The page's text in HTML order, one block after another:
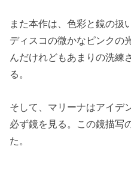
また本作は、色彩と鏡の扱
ディスコの微かなピンクの
んだけれどもあまりの洗練
る。
そして、マリーナはアイデ
必ず鏡を見る。この鏡描写
た。